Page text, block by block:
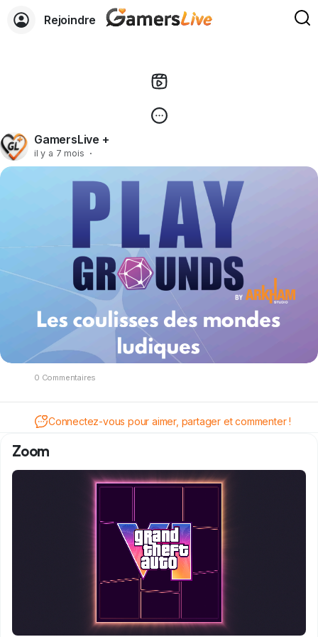
Rejoindre
GamersLive +
il y a 7 mois ·
0 Commentaires
Connectez-vous pour aimer, partager et commenter !
Zoom